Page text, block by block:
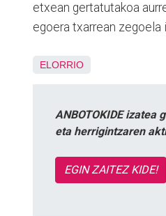
etxean gertatutakoa
egoera txarrean zegoela
ELORRIO
ANBOTOKIDE
eta herrigintzaren
EGIN ZAITEZ KIDE!